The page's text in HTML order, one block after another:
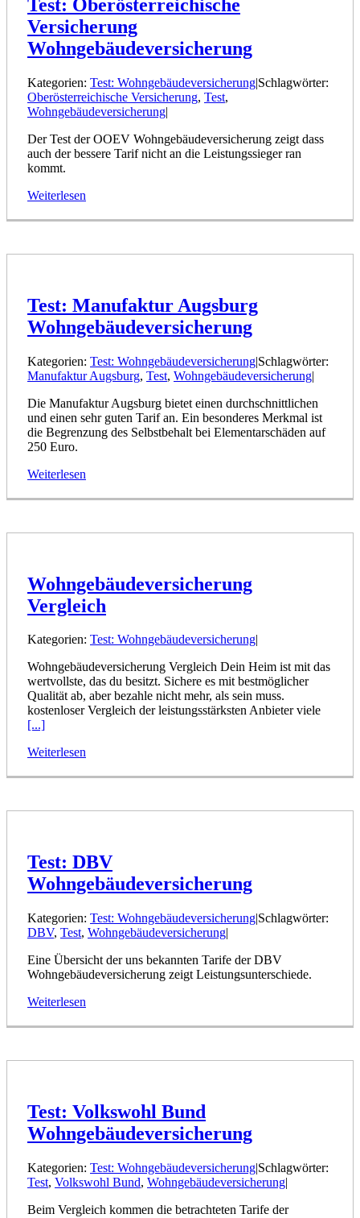
Test: Oberösterreichische
Versicherung
Wohngebäudeversicherung
Kategorien: Test: Wohngebäudeversicherung|Schlagwörter:
Oberösterreichische Versicherung, Test,
Wohngebäudeversicherung|
Der Test der OOEV Wohngebäudeversicherung zeigt dass
auch der bessere Tarif nicht an die Leistungssieger ran
kommt.
Weiterlesen
Test: Manufaktur Augsburg
Wohngebäudeversicherung
Kategorien: Test: Wohngebäudeversicherung|Schlagwörter:
Manufaktur Augsburg, Test, Wohngebäudeversicherung|
Die Manufaktur Augsburg bietet einen durchschnittlichen
und einen sehr guten Tarif an. Ein besonderes Merkmal ist
die Begrenzung des Selbstbehalt bei Elementarschäden auf
250 Euro.
Weiterlesen
Wohngebäudeversicherung
Vergleich
Kategorien: Test: Wohngebäudeversicherung|
Wohngebäudeversicherung Vergleich Dein Heim ist mit das
wertvollste, das du besitzt. Sichere es mit bestmöglicher
Qualität ab, aber bezahle nicht mehr, als sein muss.
kostenloser Vergleich der leistungsstärksten Anbieter viele
[...]
Weiterlesen
Test: DBV
Wohngebäudeversicherung
Kategorien: Test: Wohngebäudeversicherung|Schlagwörter:
DBV, Test, Wohngebäudeversicherung|
Eine Übersicht der uns bekannten Tarife der DBV
Wohngebäudeversicherung zeigt Leistungsunterschiede.
Weiterlesen
Test: Volkswohl Bund
Wohngebäudeversicherung
Kategorien: Test: Wohngebäudeversicherung|Schlagwörter:
Test, Volkswohl Bund, Wohngebäudeversicherung|
Beim Vergleich kommen die betrachteten Tarife der